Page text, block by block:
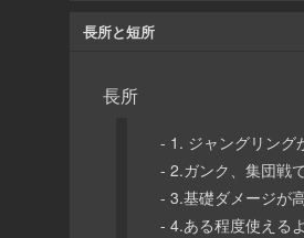
長所と短所
長所
- 1. ジャングリング
- 2.ガンク、集団戦
- 3.基礎ダメージが
- 4.ある程度使える